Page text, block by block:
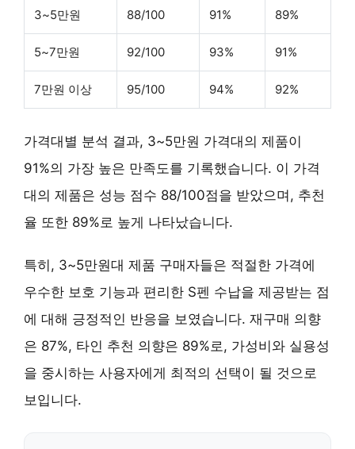
3~5만원 88/100 91% 89%
5~7만원 92/100 93% 91%
7만원 이상 95/100 94% 92%
가격대별 분석 결과, 3~5만원 가격대의 제품이
91%의 가장 높은 만족도를 기록했습니다. 이 가격
대의 제품은 성능 점수 88/100점을 받았으며, 추천
율 또한 89%로 높게 나타났습니다.
특히, 3~5만원대 제품 구매자들은 적절한 가격에
우수한 보호 기능과 편리한 S펜 수납을 제공받는 점
에 대해 긍정적인 반응을 보였습니다. 재구매 의향
은 87%, 타인 추천 의향은 89%로, 가성비와 실용성
을 중시하는 사용자에게 최적의 선택이 될 것으로
보입니다.